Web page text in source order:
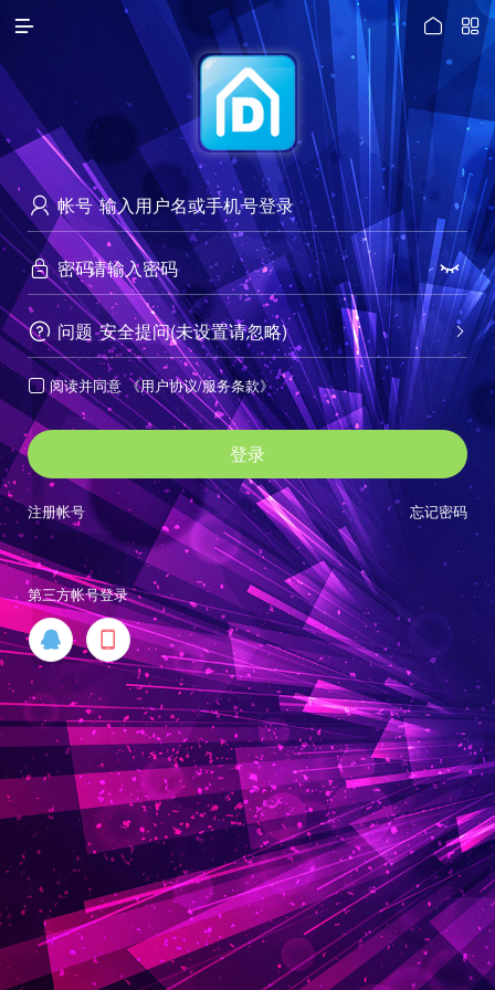
 

 帐号
 密码 
 问题 
安全提问(未设置请忽略)
 阅读并同意 《用户协议/服务条款》
登录
忘记密码
注册帐号
第三方帐号登录
 